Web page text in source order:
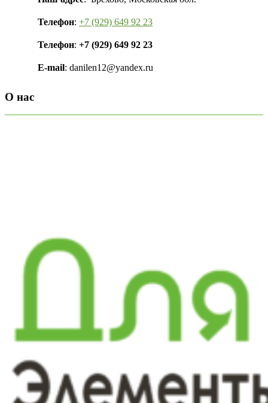
Телефон: +7 (929) 649 92 23
Телефон: +7 (929) 649 92 23
E-mail: danilen12@yandex.ru
О нас